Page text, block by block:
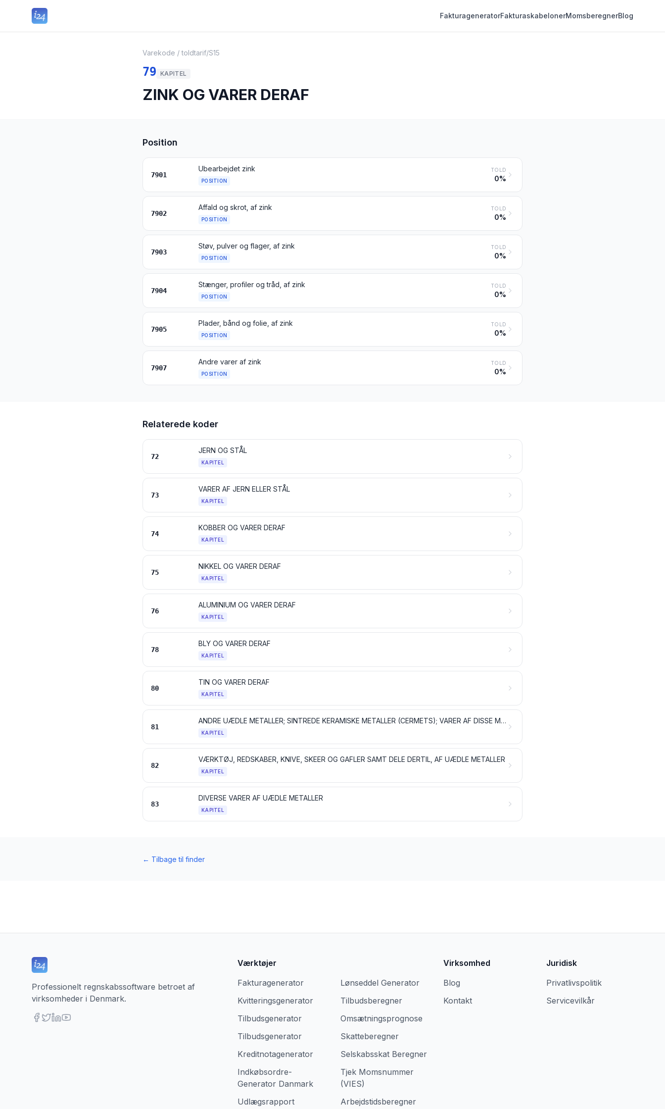
FakturageneratorFakturaskabelonerMomsberegnerBlog
Varekode / toldtarif/S15
79 KAPITEL
ZINK OG VARER DERAF
Position
7901
Ubearbejdet zink
POSITION
TOLD
0%
7902
Affald og skrot, af zink
POSITION
TOLD
0%
7903
Støv, pulver og flager, af zink
POSITION
TOLD
0%
7904
Stænger, profiler og tråd, af zink
POSITION
TOLD
0%
7905
Plader, bånd og folie, af zink
POSITION
TOLD
0%
7907
Andre varer af zink
POSITION
TOLD
0%
Relaterede koder
72
JERN OG STÅL
KAPITEL
73
VARER AF JERN ELLER STÅL
KAPITEL
74
KOBBER OG VARER DERAF
KAPITEL
75
NIKKEL OG VARER DERAF
KAPITEL
76
ALUMINIUM OG VARER DERAF
KAPITEL
78
BLY OG VARER DERAF
KAPITEL
80
TIN OG VARER DERAF
KAPITEL
81
ANDRE UÆDLE METALLER; SINTREDE KERAMISKE METALLER (CERMETS); VARER AF DISSE MATERIALER
KAPITEL
82
VÆRKTØJ, REDSKABER, KNIVE, SKEER OG GAFLER SAMT DELE DERTIL, AF UÆDLE METALLER
KAPITEL
83
DIVERSE VARER AF UÆDLE METALLER
KAPITEL
← Tilbage til finder
Professionelt regnskabssoftware betroet af
virksomheder i Denmark.
Værktøjer
Fakturagenerator
Kvitteringsgenerator
Tilbudsgenerator
Tilbudsgenerator
Kreditnotagenerator
Indkøbsordre-
Generator Danmark
Udlægsrapport
Lønseddel Generator
Tilbudsberegner
Omsætningsprognose
Skatteberegner
Selskabsskat Beregner
Tjek Momsnummer
(VIES)
Arbejdstidsberegner
Virksomhed
Blog
Kontakt
Juridisk
Privatlivspolitik
Servicevilkår